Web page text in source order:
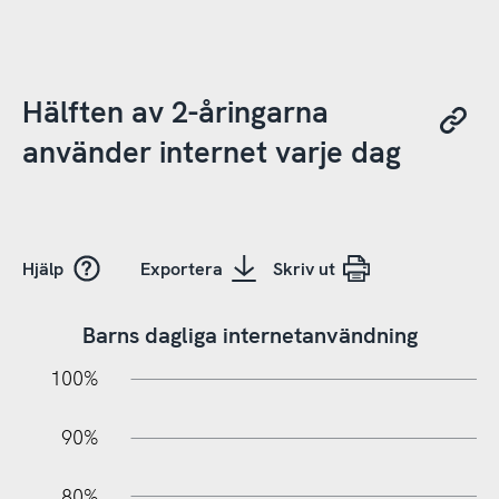
Hälften av 2-åringarna
använder internet varje dag
Hjälp Exportera Skriv ut
Barns dagliga internetanvändning
100%
90%